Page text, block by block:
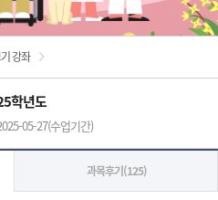
강좌
학년도
05-27(수업기간)
과목후기(125)